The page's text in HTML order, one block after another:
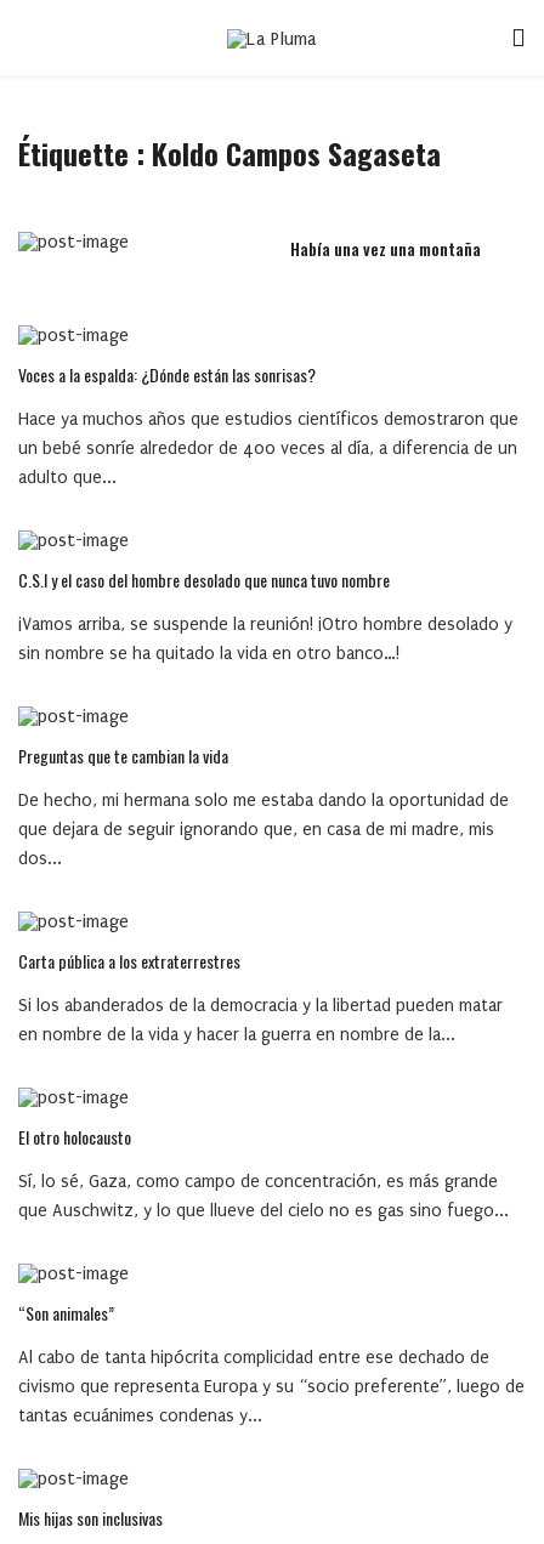
Étiquette : Koldo Campos Sagaseta
Había una vez una montaña
Voces a la espalda: ¿Dónde están las sonrisas?
Hace ya muchos años que estudios científicos demostraron que
un bebé sonríe alrededor de 400 veces al día, a diferencia de un
adulto que...
C.S.I y el caso del hombre desolado que nunca tuvo nombre
¡Vamos arriba, se suspende la reunión! ¡Otro hombre desolado y
sin nombre se ha quitado la vida en otro banco…!
Preguntas que te cambian la vida
De hecho, mi hermana solo me estaba dando la oportunidad de
que dejara de seguir ignorando que, en casa de mi madre, mis
dos...
Carta pública a los extraterrestres
Si los abanderados de la democracia y la libertad pueden matar
en nombre de la vida y hacer la guerra en nombre de la...
El otro holocausto
Sí, lo sé, Gaza, como campo de concentración, es más grande
que Auschwitz, y lo que llueve del cielo no es gas sino fuego...
“Son animales”
Al cabo de tanta hipócrita complicidad entre ese dechado de
civismo que representa Europa y su “socio preferente”, luego de
tantas ecuánimes condenas y...
Mis hijas son inclusivas